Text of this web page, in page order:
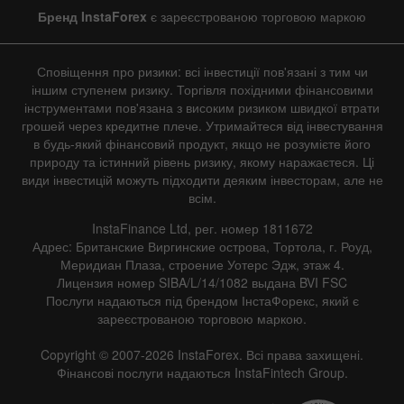
Data not found
Details about the event
History
Date Actual Forecast Previous
Бренд InstaForex є зареєстрованою торговою маркою
Сповіщення про ризики: всі інвестиції пов'язані з тим чи
іншим ступенем ризику. Торгівля похідними фінансовими
інструментами пов'язана з високим ризиком швидкої втрати
грошей через кредитне плече. Утримайтеся від інвестування
в будь-який фінансовий продукт, якщо не розумієте його
природу та істинний рівень ризику, якому наражаєтеся. Ці
види інвестицій можуть підходити деяким інвесторам, але не
всім.
InstaFinance Ltd, рег. номер 1811672
Адрес: Британские Виргинские острова, Тортола, г. Роуд,
Меридиан Плаза, строение Уотерс Эдж, этаж 4.
Лицензия номер SIBA/L/14/1082 выдана BVI FSC
Послуги надаються під брендом ІнстаФорекс, який є
зареєстрованою торговою маркою.
Copyright © 2007-2026 InstaForex. Всі права захищені.
Фінансові послуги надаються InstaFintech Group.